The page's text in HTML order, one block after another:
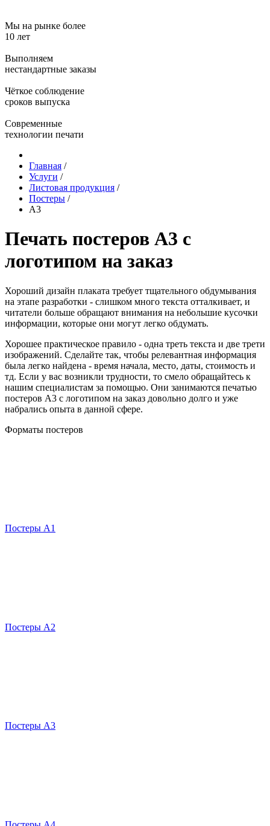
Мы на рынке более
10 лет
Выполняем
нестандартные заказы
Чёткое соблюдение
сроков выпуска
Современные
технологии печати
Главная /
Услуги /
Листовая продукция /
Постеры /
А3
Печать постеров А3 с
логотипом на заказ
Хороший дизайн плаката требует тщательного обдумывания
на этапе разработки - слишком много текста отталкивает, и
читатели больше обращают внимания на небольшие кусочки
информации, которые они могут легко обдумать.
Хорошее практическое правило - одна треть текста и две трети
изображений. Сделайте так, чтобы релевантная информация
была легко найдена - время начала, место, даты, стоимость и
тд. Если у вас возникли трудности, то смело обращайтесь к
нашим специалистам за помощью. Они занимаются печатью
постеров А3 с логотипом на заказ довольно долго и уже
набрались опыта в данной сфере.
Форматы постеров
Постеры А1
Постеры А2
Постеры А3